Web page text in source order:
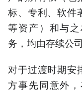
标、专利、软件
等资产）和与
务，均由存续公
对于过渡时期安
方事先同意外